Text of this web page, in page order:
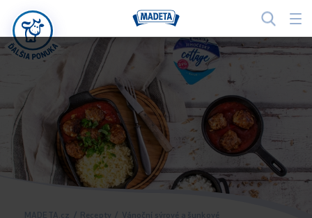
MADETA.cz / Recepty /
Vánoční sýrové a šunkové